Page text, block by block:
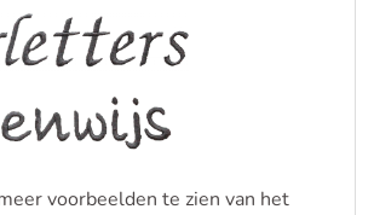
voorbeelden te zien van het